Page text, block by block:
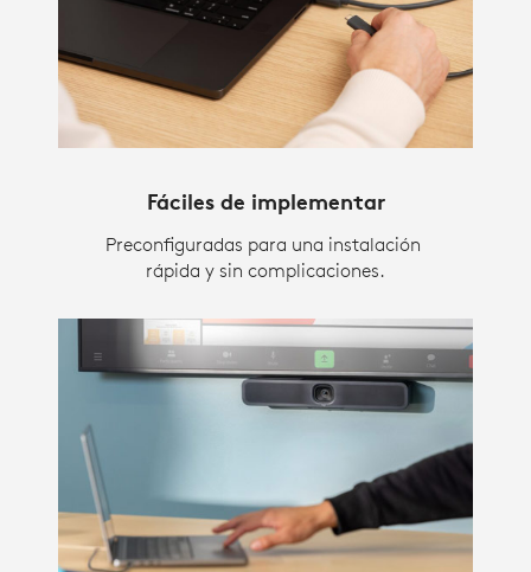
Fáciles de implementar
Preconfiguradas para una instalación
rápida y sin complicaciones.